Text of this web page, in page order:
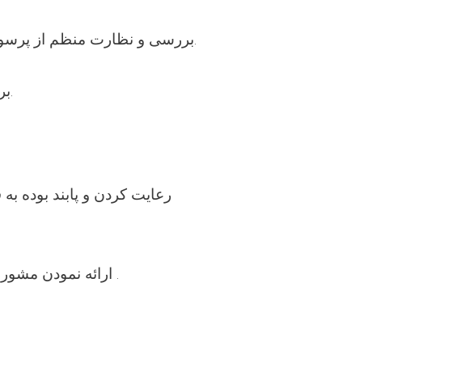
9. بررسی و نظارت منظم از پرسونل تیم سیار صحی و نحوهٔ فعالیت آنها در ساحات مورد نظر.
10. برخورد نیک و سالم با همکاران به سطح دفتر و جمعیت ملی.
13. ارائه نمودن مشوره‌های سودمند جهت حل مشکلات موجود در بخش مربوطه .